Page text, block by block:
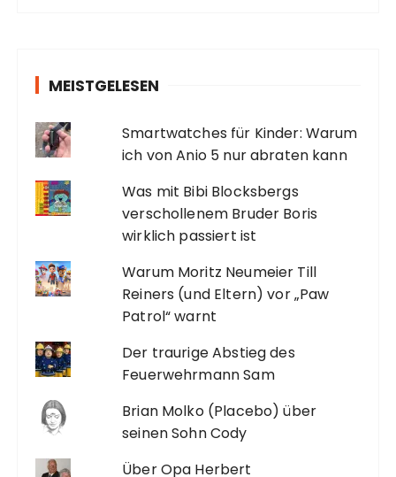
MEISTGELESEN
Smartwatches für Kinder: Warum
ich von Anio 5 nur abraten kann
Was mit Bibi Blocksbergs
verschollenem Bruder Boris
wirklich passiert ist
Warum Moritz Neumeier Till
Reiners (und Eltern) vor „Paw
Patrol“ warnt
Der traurige Abstieg des
Feuerwehrmann Sam
Brian Molko (Placebo) über
seinen Sohn Cody
Über Opa Herbert